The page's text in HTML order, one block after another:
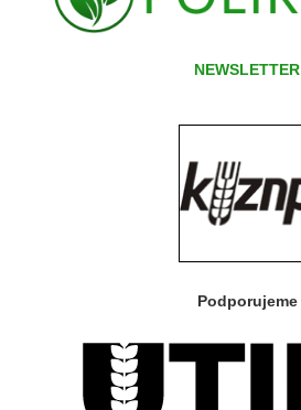
NEWSLETTER
Podporujeme